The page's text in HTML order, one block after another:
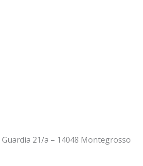
Guardia 21/a – 14048 Montegrosso